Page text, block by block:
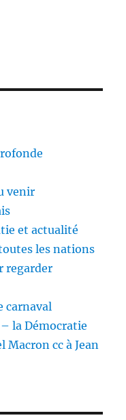
venir
et actualité
les nations
regarder
carnaval
la Démocratie
Macron cc à Jean